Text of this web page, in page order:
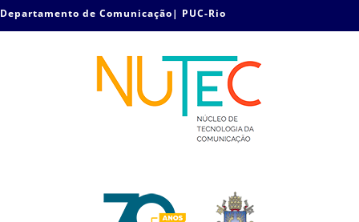
Departamento de Comunicação| PUC-Rio